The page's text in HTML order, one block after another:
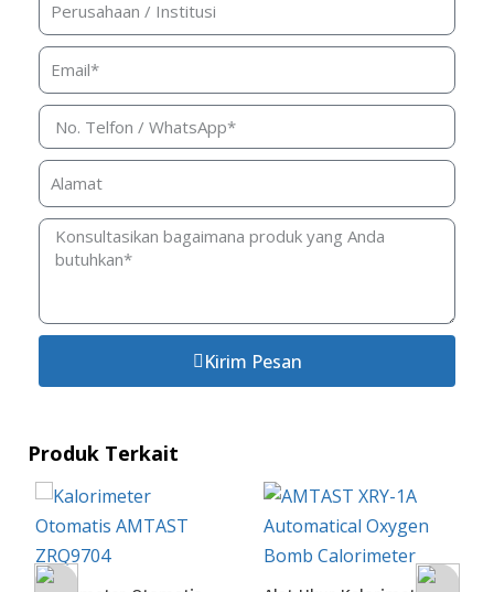
Kirim Pesan
Produk Terkait